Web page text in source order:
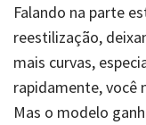
Falando na parte
reestilização,
mais curvas,
rapidamente, você
Mas o modelo